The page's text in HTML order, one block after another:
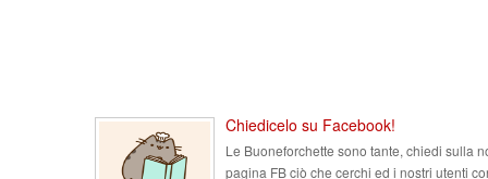
Chiedicelo su Facebook!
Le Buoneforchette sono tante, chiedi sulla
pagina FB ciò che cerchi ed i nostri utenti